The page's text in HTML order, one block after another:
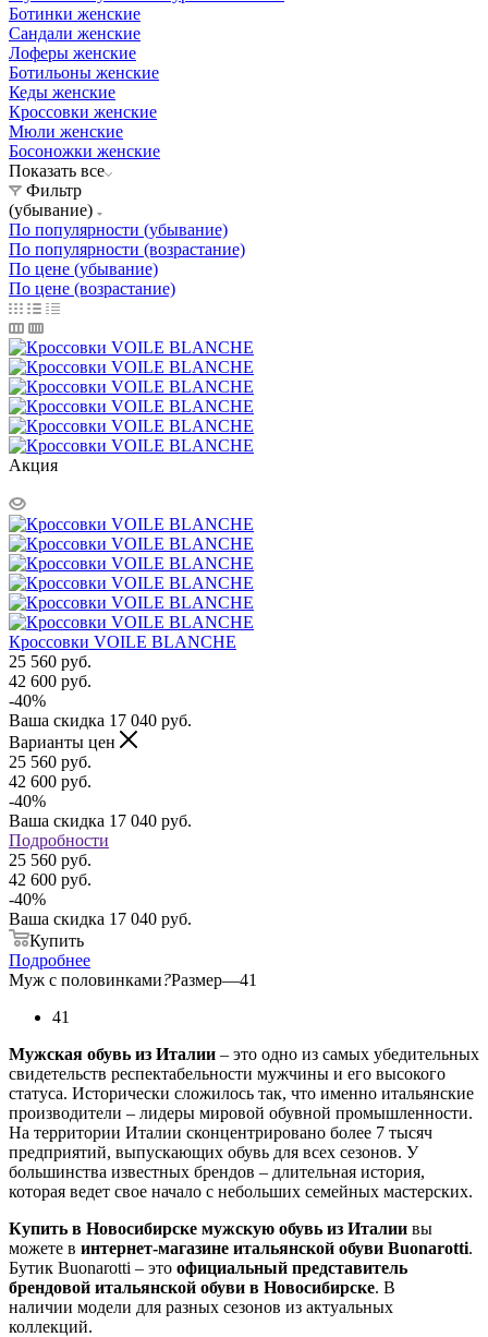
Ботинки женские
Сандали женские
Лоферы женские
Ботильоны женские
Кеды женские
Кроссовки женские
Мюли женские
Босоножки женские
Показать все
Фильтр
(убывание)
По популярности (убывание)
По популярности (возрастание)
По цене (убывание)
По цене (возрастание)
Акция
Кроссовки VOILE BLANCHE
25 560 руб.
42 600 руб.
-40%
Ваша скидка 17 040 руб.
Варианты цен
25 560 руб.
42 600 руб.
-40%
Ваша скидка 17 040 руб.
Подробности
25 560 руб.
42 600 руб.
-40%
Ваша скидка 17 040 руб.
Купить
Подробнее
Муж с половинками?Размер—41
41
Мужская обувь из Италии – это одно из самых убедительных
свидетельств респектабельности мужчины и его высокого
статуса. Исторически сложилось так, что именно итальянские
производители – лидеры мировой обувной промышленности.
На территории Италии сконцентрировано более 7 тысяч
предприятий, выпускающих обувь для всех сезонов. У
большинства известных брендов – длительная история,
которая ведет свое начало с небольших семейных мастерских.
Купить в Новосибирске мужскую обувь из Италии вы
можете в интернет-магазине итальянской обуви Buonarotti.
Бутик Buonarotti – это официальный представитель
брендовой итальянской обуви в Новосибирске. В
наличии модели для разных сезонов из актуальных
коллекций.